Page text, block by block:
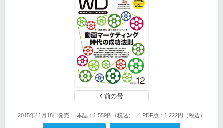
前の号
2015年11月18日発売 本誌：1,559円（税込） ／ PDF版：1,222円（税込）